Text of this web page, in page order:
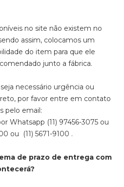
no site não existem no
assim, colocamos um
do item para que ele
junto a fábrica.
necessário urgência ou
por favor entre em contato
pelo email:
Whatsapp (11) 97456-3075 ou
ou (11) 5671-9100 .
de prazo de entrega com